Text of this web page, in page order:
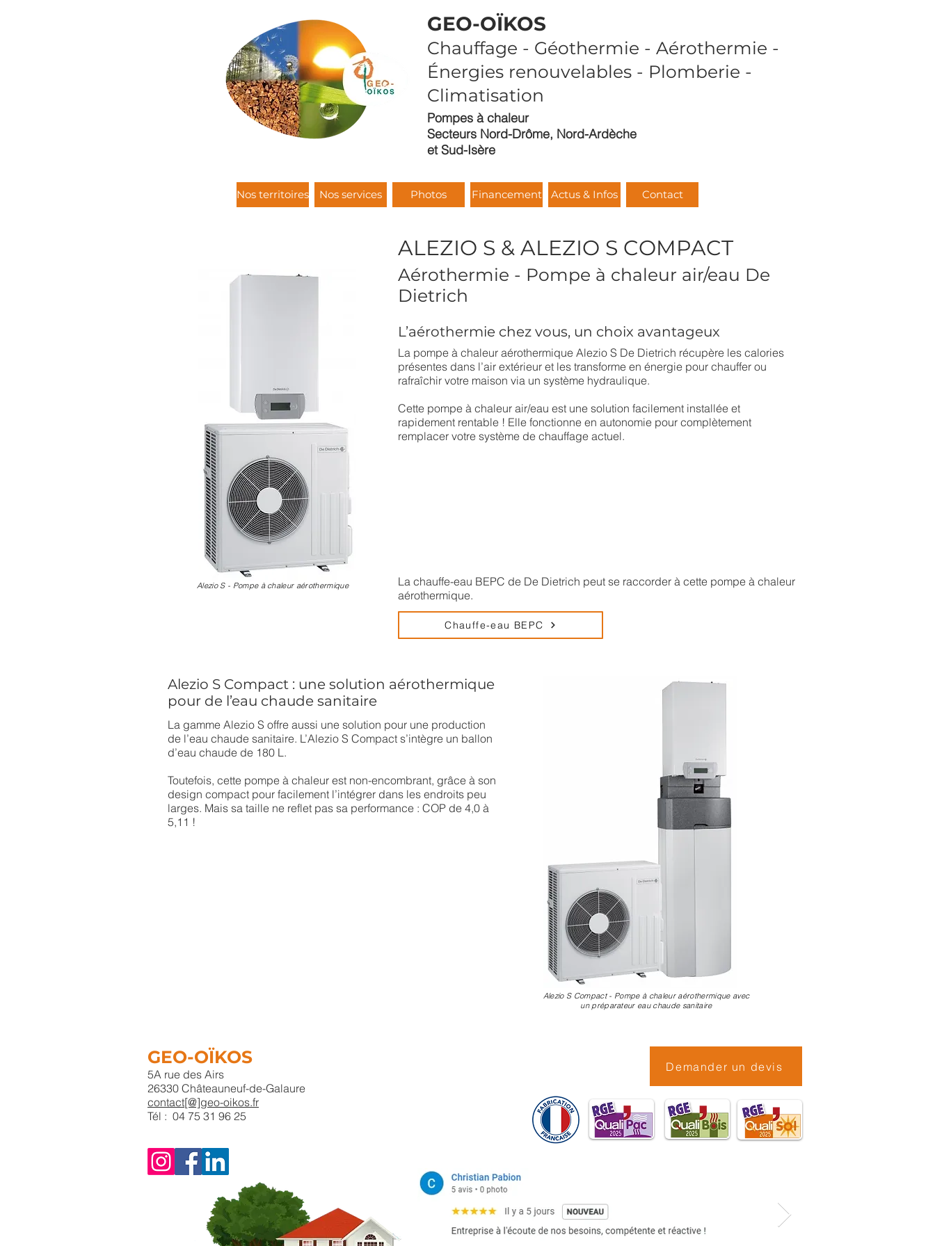
GEO-OÏKOS
Chauffage - Géothermie - Aérothermie -
Énergies renouvelables - Plomberie -
Climatisation
Pompes à chaleur
Secteurs Nord-Drôme, Nord-Ardèche
et Sud-Isère
Nos territoires Nos services Photos Financement Actus & Infos Contact
ALEZIO S & ALEZIO S COMPACT
Alezio S - Pompe à chaleur aérothermique
Aérothermie - Pompe à chaleur air/eau De
Dietrich
L’aérothermie chez vous, un choix avantageux
La pompe à chaleur aérothermique Alezio S De Dietrich récupère les calories
présentes dans l’air extérieur et les transforme en énergie pour chauffer ou
rafraîchir votre maison via un système hydraulique.
Cette pompe à chaleur air/eau est une solution facilement installée et
rapidement rentable ! Elle fonctionne en autonomie pour complètement
remplacer votre système de chauffage actuel.​
La chauffe-eau BEPC de De Dietrich peut se raccorder à cette pompe à chaleur
aérothermique.
Chauffe-eau BEPC
Alezio S Compact : une solution aérothermique
pour de l’eau chaude sanitaire
La gamme Alezio S offre aussi une solution pour une production
de l’eau chaude sanitaire. L’Alezio S Compact s’intègre un ballon
d’eau chaude de 180 L.
Toutefois, cette pompe à chaleur est non-encombrant, grâce à son
design compact pour facilement l’intégrer dans les endroits peu
larges. Mais sa taille ne reflet pas sa performance : COP de 4,0 à
5,11 !
Alezio S Compact - Pompe à chaleur aérothermique avec
un préparateureau chaude sanitaire
GEO-OÏKOS
5A rue des Airs
26330 Châteauneuf-de-Galaure
contact[@]geo-oikos.fr
Tél : 04 75 31 96 25
Demander un devis